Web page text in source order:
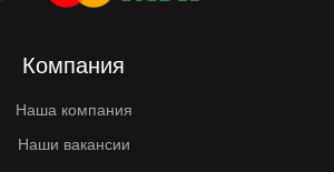
Компания
Наша компания
Наши вакансии